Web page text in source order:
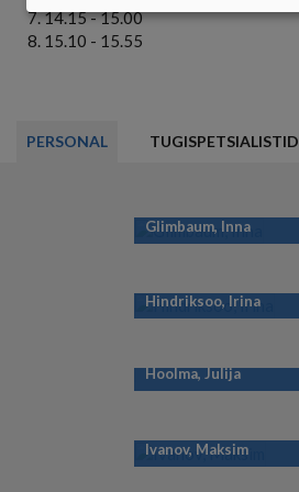
14.15 - 15.00
15.10 - 15.55
PERSONAL TUGISPETSIALISTID
Glimbaum, Inna
Hindriksoo, Irina
Hoolma, Julija
Ivanov, Maksim
KÜPSISTE
KASUTAMINE